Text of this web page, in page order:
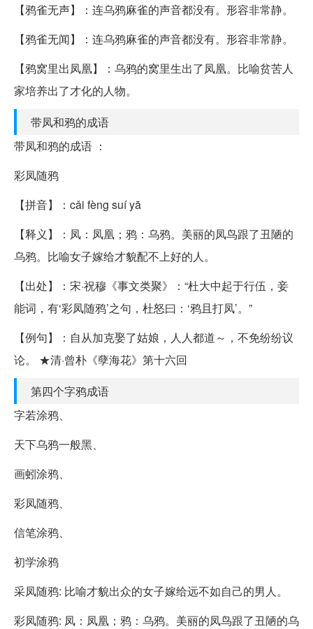
【鸦雀无声】：连乌鸦麻雀的声音都没有。形容非常静。
【鸦雀无闻】：连乌鸦麻雀的声音都没有。形容非常静。
【鸦窝里出凤凰】：乌鸦的窝里生出了凤凰。比喻贫苦人
家培养出了才化的人物。
带凤和鸦的成语
带凤和鸦的成语 ：
彩凤随鸦
【拼音】：cǎi fèng suí yā
【释义】：凤：凤凰；鸦：乌鸦。美丽的凤鸟跟了丑陋的
乌鸦。比喻女子嫁给才貌配不上好的人。
【出处】：宋·祝穆《事文类聚》：“杜大中起于行伍，妾
能词，有‘彩凤随鸦’之句，杜怒曰：‘鸦且打凤’。”
【例句】：自从加克娶了姑娘，人人都道～，不免纷纷议
论。 ★清·曾朴《孽海花》第十六回
第四个字鸦成语
字若涂鸦、
天下乌鸦一般黑、
画蚓涂鸦、
彩凤随鸦、
信笔涂鸦、
初学涂鸦
采凤随鸦: 比喻才貌出众的女子嫁给远不如自己的男人。
彩凤随鸦: 凤：凤凰；鸦：乌鸦。美丽的凤鸟跟了丑陋的乌